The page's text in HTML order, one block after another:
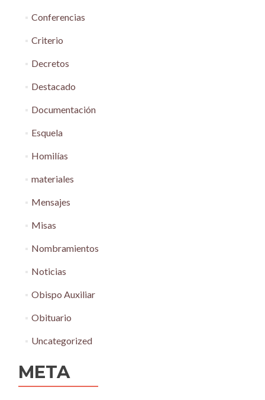
Conferencias
Criterio
Decretos
Destacado
Documentación
Esquela
Homilías
materiales
Mensajes
Misas
Nombramientos
Noticias
Obispo Auxiliar
Obituario
Uncategorized
META